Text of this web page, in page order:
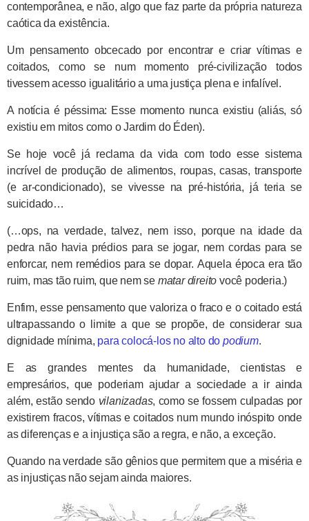
contemporânea, e não, algo que faz parte da própria natureza
caótica da existência.
Um pensamento obcecado por encontrar e criar vítimas e
coitados, como se num momento pré-civilização todos
tivessem acesso igualitário a uma justiça plena e infalível.
A notícia é péssima: Esse momento nunca existiu (aliás, só
existiu em mitos como o Jardim do Éden).
Se hoje você já reclama da vida com todo esse sistema
incrível de produção de alimentos, roupas, casas, transporte
(e ar-condicionado), se vivesse na pré-história, já teria se
suicidado…
(…ops, na verdade, talvez, nem isso, porque na idade da
pedra não havia prédios para se jogar, nem cordas para se
enforcar, nem remédios para se dopar. Aquela época era tão
ruim, mas tão ruim, que nem se matar direito você poderia.)
Enfim, esse pensamento que valoriza o fraco e o coitado está
ultrapassando o limite a que se propõe, de considerar sua
dignidade mínima, para colocá-los no alto dopodium.
E as grandes mentes da humanidade, cientistas e
empresários, que poderiam ajudar a sociedade a ir ainda
além, estão sendo vilanizadas, como se fossem culpadas por
existirem fracos, vítimas e coitados num mundo inóspito onde
as diferenças e a injustiça são a regra, e não, a exceção.
Quando na verdade são gênios que permitem que a miséria e
as injustiças não sejam ainda maiores.